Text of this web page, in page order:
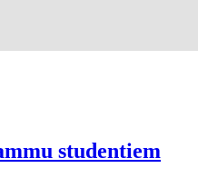
studentiem